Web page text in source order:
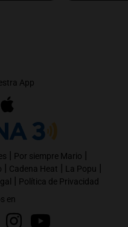
App
| Por siempre Mario |
| Cadena Heat | La Popu |
| Política de Privacidad
en